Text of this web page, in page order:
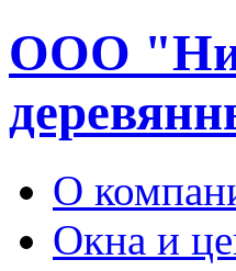
ООО
О
Окна и